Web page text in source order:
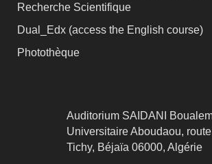
Recherche Scientifique
Dual_Edx (access the English course)
Photothèque
Auditorium SAIDANI
Universitaire Aboudaou,
Tichy, Béjaïa 06000, Algérie